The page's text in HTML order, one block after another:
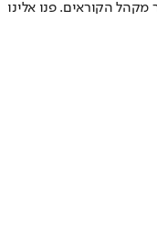
הקוראים. פנו אלינו